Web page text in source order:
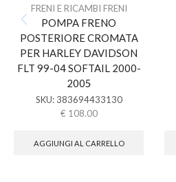
FRENI E RICAMBI FRENI
POMPA FRENO
POSTERIORE CROMATA
PER HARLEY DAVIDSON
FLT 99-04 SOFTAIL 2000-
2005
SKU: 383694433130
€ 108.00
AGGIUNGI AL CARRELLO